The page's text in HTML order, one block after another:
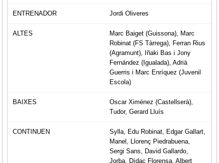
Jordi Oliveres
Marc Baiget (Guissona), Marc
Robinat (FS Tàrrega), Ferran Rius
(Agramunt), Iñaki Bas i Jony
Fernández (Igualada), Adrià
Guerris i Marc Enríquez (Juvenil
Escola)
Oscar Ximénez (Castellserà),
Tudor, Gerard Lluís
Sylla, Edu Robinat, Edgar Gallart,
Manel, Llorenç Piedrabuena,
Sergi Sans, David Gallardo,
Jorba, Dídac Florensa, Albert